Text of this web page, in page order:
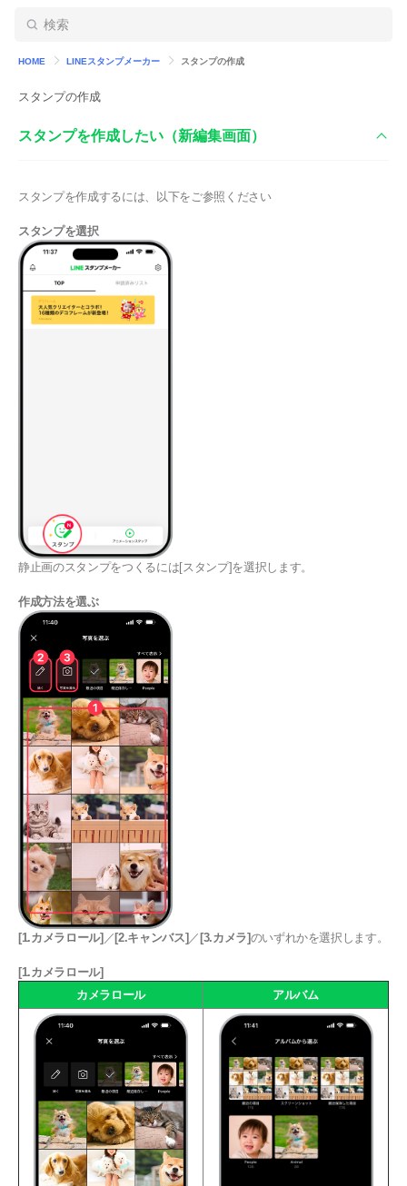
HOME LINEスタンプメーカー スタンプの作成
スタンプの作成
スタンプを作成したい（新編集画面）
スタンプを作成するには、以下をご参照ください
スタンプを選択
静止画のスタンプをつくるには[スタンプ]を選択します。
作成方法を選ぶ
[1.カメラロール] ／ [2.キャンバス] ／ [3.カメラ]のいずれかを選択します。
[1.カメラロール]
カメラロール
アルバム